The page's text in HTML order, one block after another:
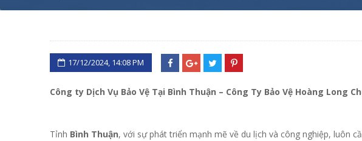
17/12/2024, 14:08 PM
Công ty Dịch Vụ Bảo Vệ Tại Bình Thuận – Công Ty Bảo Vệ Hoàng Long
Tỉnh Bình Thuận, với sự phát triển mạnh mẽ về du lịch và công nghiệp, luôn